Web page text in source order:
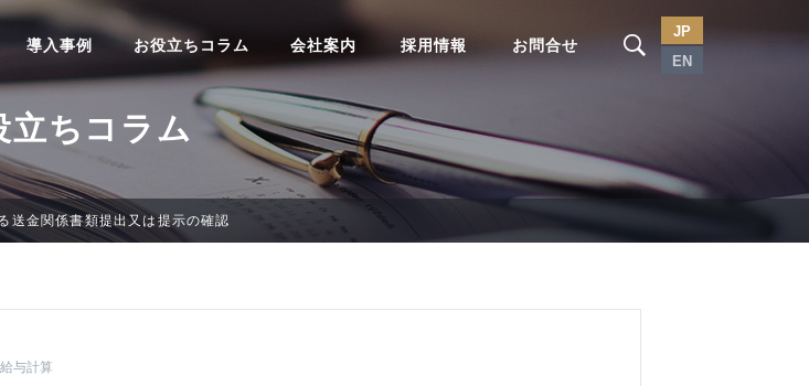
導入事例 お役立ちコラム 会社案内 採用情報 お問合せ
JP
EN
立ちコラム
送金関係書類提出又は提示の確認
給与計算